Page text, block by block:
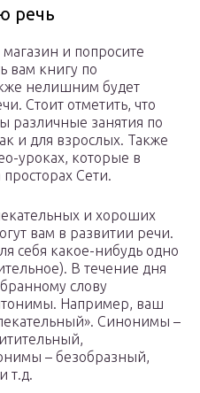
речь
и попросите
вам книгу по
нелишним будет
Стоит отметить, что
различные занятия по
и для взрослых. Также
уроках, которые в
Сети.
и хороших
вам в развитии речи.
себя какое-нибудь одно
В течение дня
слову
Например, ваш
Синонимы –
– безобразный,
т.д.